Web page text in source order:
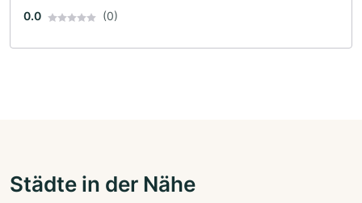
0.0 (0)
Städte in der Nähe